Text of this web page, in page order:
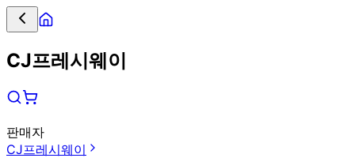
CJ프레시웨이
판매자
CJ프레시웨이